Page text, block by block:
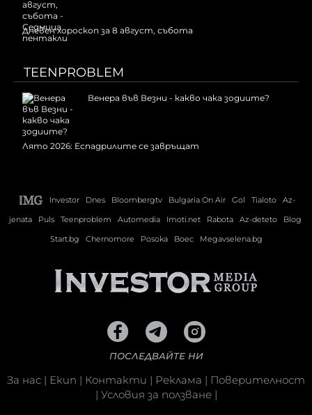
Дневен хороскоп за 8 август, събота
TEENPROBLEM
Венера във Везни - какво чака зодиите?
Лято 2026: Еспадрилите се завръщат
Investor Dnes Bloombergtv Bulgaria On Air Gol Tialoto
Az-
jenata
Puls Teenproblem Automedia Imoti.net Rabota Az-deteto
Blog
Start.bg
Chernomore Posoka Boec Megavselena.bg
ПОСЛЕДВАЙТЕ НИ
За нас | Екип | Контакти | Реклама | Поверителност
| Условия за ползване|